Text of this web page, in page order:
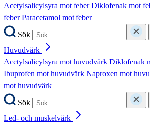
Acetylsalicylsyra mot feberDiklofenak mot
feberParacetamol mot feber
Sök
Huvudvärk
Acetylsalicylsyra mot huvudvärk Diklofenak
Ibuprofen mot huvudvärk Naproxen mot
mot huvudvärk
Sök
Led- och muskelvärk